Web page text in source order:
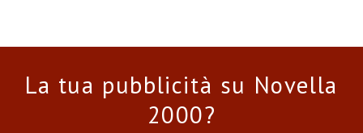
La tua pubblicità su Novella
2000?